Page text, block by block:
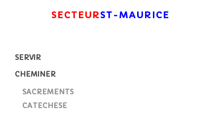
SECTEURST-MAURICE
SERVIR
CHEMINER
SACREMENTS
CATECHESE